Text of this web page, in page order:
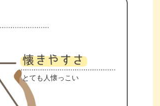
とても人懐っこい